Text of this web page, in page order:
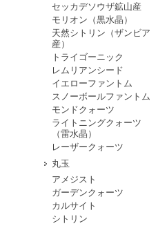
セッカデソウザ鉱山産
モリオン（黒水晶）
天然シトリン（ザンビア
産）
トライゴーニック
レムリアンシード
イエローファントム
スノーボールファントム
モンドクォーツ
ライトニングクォーツ
（雷水晶）
レーザークォーツ
丸玉
アメジスト
ガーデンクォーツ
カルサイト
シトリン